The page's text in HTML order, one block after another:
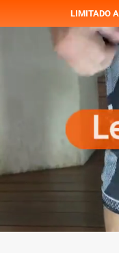
LIMITADO